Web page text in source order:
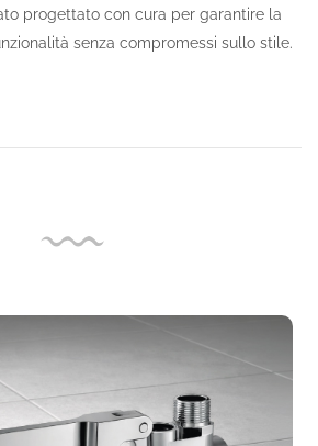
progettato con cura per garantire la
senza compromessi sullo stile.